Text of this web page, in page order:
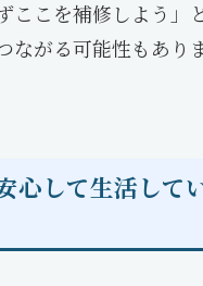
ここを補修しよう」
ながる可能性もありま
心して生活して